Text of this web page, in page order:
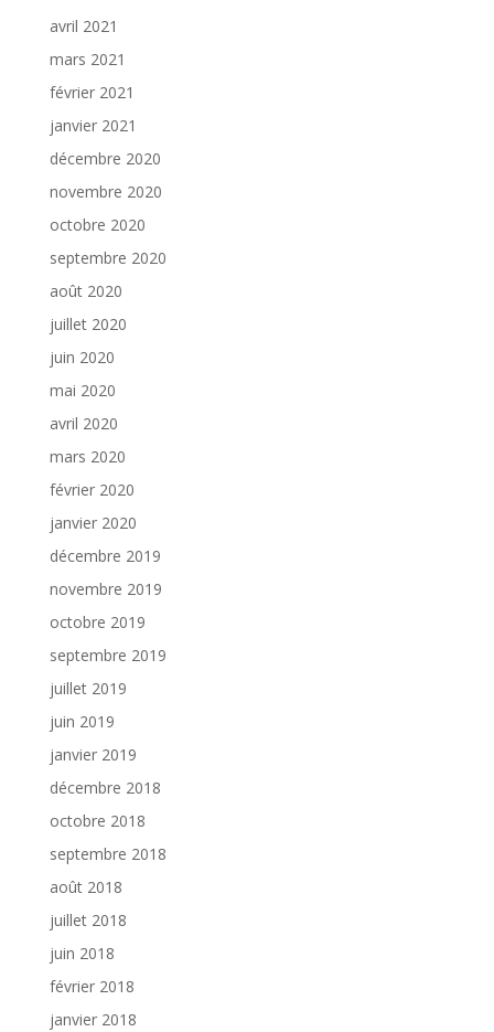
avril 2021
mars 2021
février 2021
janvier 2021
décembre 2020
novembre 2020
octobre 2020
septembre 2020
août 2020
juillet 2020
juin 2020
mai 2020
avril 2020
mars 2020
février 2020
janvier 2020
décembre 2019
novembre 2019
octobre 2019
septembre 2019
juillet 2019
juin 2019
janvier 2019
décembre 2018
octobre 2018
septembre 2018
août 2018
juillet 2018
juin 2018
février 2018
janvier 2018